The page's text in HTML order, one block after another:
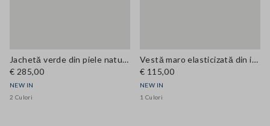
Jachetă verde din piele naturală, croială regular
€ 285,00
NEW IN
2 Culori
Vestă maro elasticizată din in și viscoză
€ 115,00
NEW IN
1 Culori